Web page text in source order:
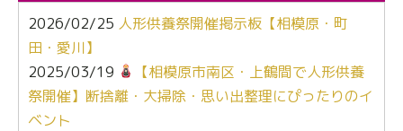
2026/02/25 人形供養祭開催掲示板【相模原・町
田・愛川】
2025/03/19
【相模原市南区・上鶴間で人形供養
祭開催】断捨離・大掃除・思い出整理にぴったりのイ
ベント